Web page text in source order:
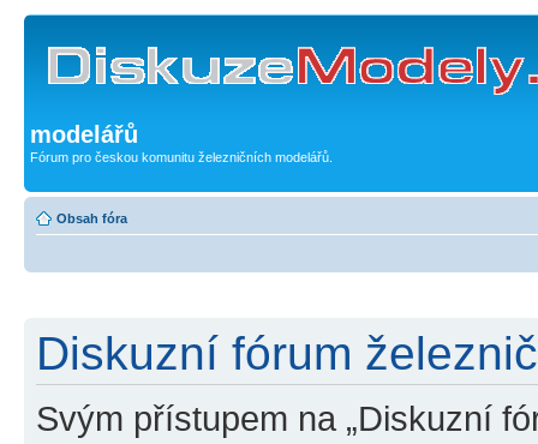
modelářů
Fórum pro českou komunitu železničních modelářů.
Obsah fóra
Diskuzní fórum
Svým přístupem na „Diskuzní